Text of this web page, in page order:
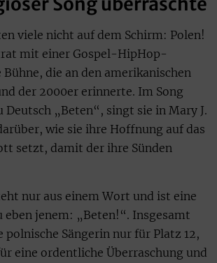
viele nicht auf dem Schirm: Polen!
mit einer Gospel-HipHop-
die an den amerikanischen
der 2000er erinnerte. Im Song
Deutsch „Beten“, singt sie in Mary J.
wie sie ihre Hoffnung auf das
setzt, damit der ihre Sünden
nur aus einem Wort und ist eine
jenem: „Beten!“. Insgesamt
polnische Sängerin nur für Platz 12,
eine ordentliche Überraschung und